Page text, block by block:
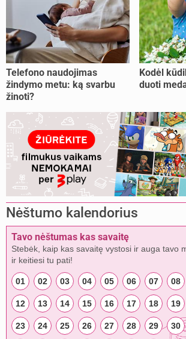
Telefono naudojimas
žindymo metu: ką svarbu
žinoti?
Kodėl
duoti
Nėštumo kalendorius
Tavo nėštumas kas savaitę
Stebėk, kaip kas savaitę vystosi ir auga tavo
ir keitiesi tu pati!
01 02 03 04 05 06 07 08
12 13 14 15 16 17 18 19
23 24 25 26 27 28 29 30